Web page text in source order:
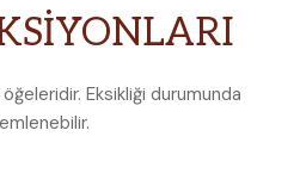
Eksikliği durumunda